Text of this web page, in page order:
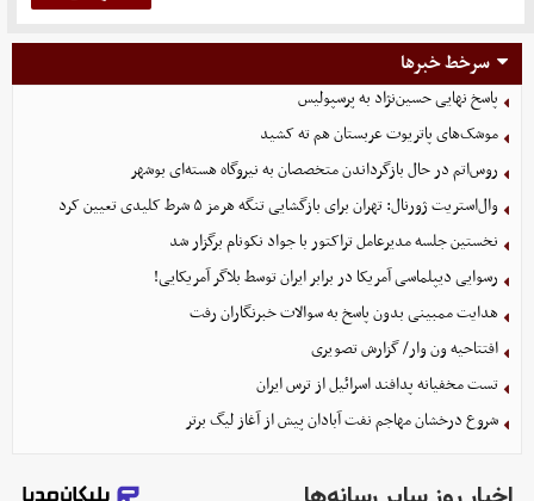
سرخط خبرها
پاسخ نهایی حسین‌نژاد به پرسپولیس
موشک‌های پاتریوت عربستان هم ته‌ کشید
روس‌اتم در حال بازگرداندن متخصصان به نیروگاه هسته‌ای بوشهر
وال‌استریت ژورنال: تهران برای بازگشایی تنگه هرمز ۵ شرط کلیدی تعیین کرد
نخستین جلسه مدیرعامل تراکتور با جواد نکونام برگزار شد
رسوایی دیپلماسی آمریکا در برابر ایران توسط بلاگر آمریکایی!
هدایت ممبینی بدون پاسخ به سوالات خبرنگاران رفت
افتتاحیه ون وار/ گزارش تصویری
تست مخفیانه پدافند اسرائیل از ترس ایران
شروع درخشان مهاجم نفت آبادان پیش از آغاز لیگ برتر